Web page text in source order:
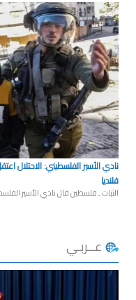
قلنديا
الثبات ـ فلسطين قال نادي الأسير
عــربـي